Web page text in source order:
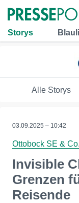
Storys
Alle Storys
03.09.2025 – 10:42
Ottobock SE &
Invisible
Grenzen
Reisende